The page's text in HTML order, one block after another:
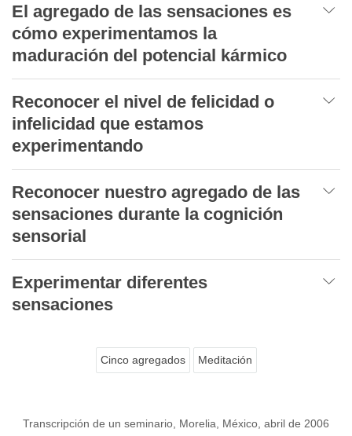
El agregado de las sensaciones es
cómo experimentamos la
maduración del potencial kármico
Reconocer el nivel de felicidad o
infelicidad que estamos
experimentando
Reconocer nuestro agregado de las
sensaciones durante la cognición
sensorial
Experimentar diferentes
sensaciones
Cinco agregados Meditación
Transcripción de un seminario, Morelia, México, abril de 2006